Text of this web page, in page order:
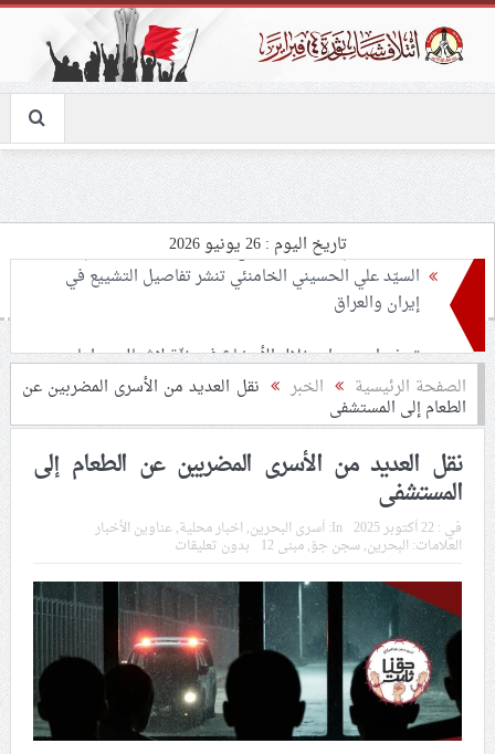
تاريخ اليوم : 26 يونيو 2026
تحذيرات من استغلال الأوضاع في غزّة لإشعال صراعات
داخليّة تخدم الاحتلال
ملفّ إنسانيّ مؤلم.. الأسيرات الفلسطينيّات بين القمع
والإهمال الطبي
55 مأتمًا وحسينيّة يعترضون على الإجراءات القمعيّة للنظام
في موسم عاشوراء
ويعتقل العشرات من الشبّان
الموقف الأسبوعيّ: شعب البحرين سيقطع الأيدي التي تنال
من شعائر عاشوراء.. ولن يساوم على هويّته وقيمه في
الحريّة والتحرير
الصفحة الرئيسية الخبر نقل العديد من الأسرى المضربين عن
الطعام إلى المستشفى
نقل العديد من الأسرى المضربين عن الطعام إلى
المستشفى
في : 22 أكتوبر 2025 In: أسرى البحرين, اخبار محلية,عناوين الأخبار
العلامات: البحرين,سجن جوّ,مبنى 12 بدون تعليقات